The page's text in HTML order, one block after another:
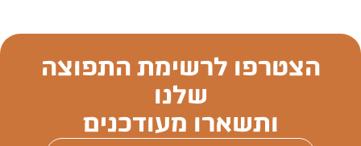
הצטרפו לרשימת התפוצה
שלנו
ותשארו מעודכנים